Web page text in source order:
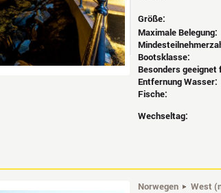
Größe:
Maximale Belegung:
Bootsklasse:
Besonders geeignet
Entfernung Wasser:
Fische:
Wechseltag:
Norwegen West